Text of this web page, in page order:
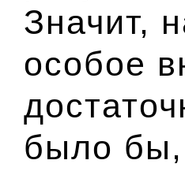
Значит,
особое
было бы,